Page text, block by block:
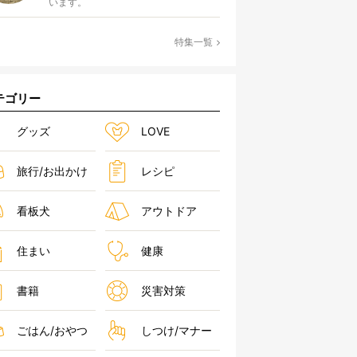
特集一覧
ゴリー
グッズ LOVE
旅行/お出かけ レシピ
看板犬 アウトドア
住まい 健康
書籍 災害対策
ごはん/おやつ しつけ/マナー